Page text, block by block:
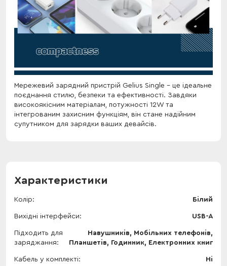
Мережевий зарядний пристрій Gelius Single - це ідеальне
поєднання стилю, безпеки та ефективності. Завдяки
високоякісним матеріалам, потужності 12W та
інтегрованим захисним функціям, він стане надійним
супутником для зарядки ваших девайсів.
Характеристики
Колір Білий
Вихідні інтерфейси USB-A
Підходить для
заряджання
Навушників, Мобільних телефонів,
Планшетів, Годинник, Електронних книг
Кабель у комплекті Ні